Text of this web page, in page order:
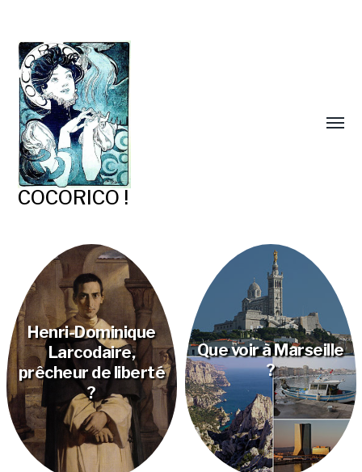
COCORICO !
Henri-Dominique
Larcodaire,
prêcheur de liberté
?
Que voir à Marseille
?